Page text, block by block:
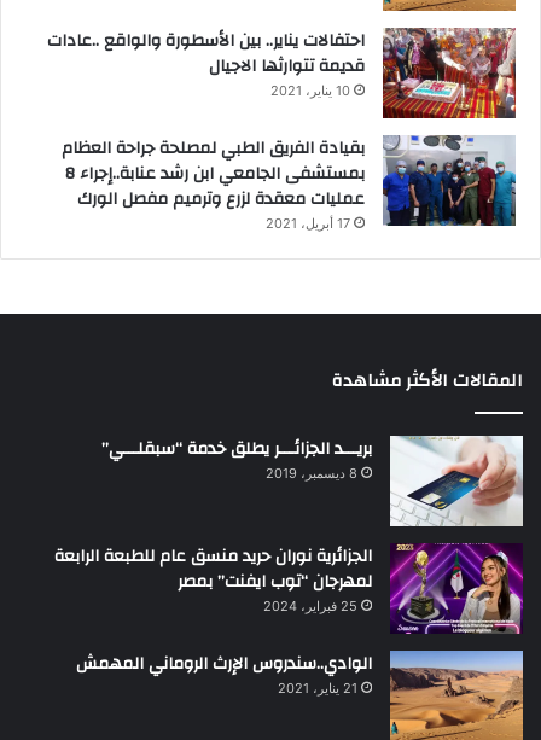
احتفالات يناير.. بين الأسطورة والواقع ..عادات
قديمة تتوارثها الاجيال
10 يناير، 2021
بقيادة الفريق الطبي لمصلحة جراحة العظام
بمستشفى الجامعي ابن رشد عنابة..إجراء 8
عمليات معقدة لزرع وترميم مفصل الورك
17 أبريل، 2021
المقالات الأكثر مشاهدة
بريـــد الجزائـــر يطلق خدمة “سبقلـــي”
8 ديسمبر، 2019
الجزائرية نوران حريد منسق عام للطبعة الرابعة
لمهرجان “توب ايفنت” بمصر
25 فبراير، 2024
الوادي..سندروس الإرث الروماني المهمش
21 يناير، 2021